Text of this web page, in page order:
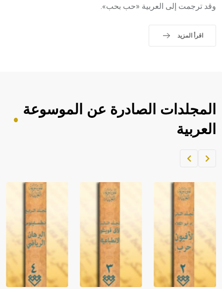
وقد ترجمت إلى العربية «حب بحب».
اقرأ المزيد
المجلدات الصادرة عن الموسوعة
العربية